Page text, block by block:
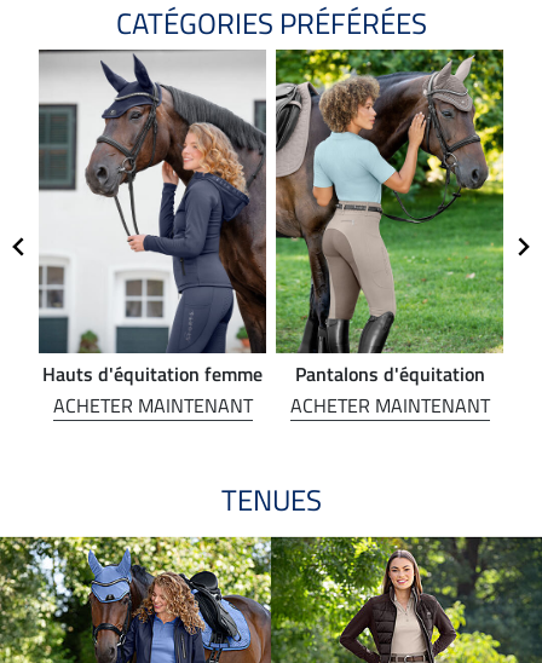
CATÉGORIES PRÉFÉRÉES
Hauts d'équitation femme
ACHETER MAINTENANT
Pantalons d'équitation
ACHETER MAINTENANT
TENUES